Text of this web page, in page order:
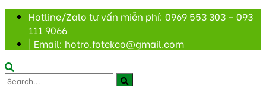
Hotline/Zalo tư vấn miễn phí: 0969 553 303 – 093
111 9066
| Email: hotro.fotekco@gmail.com